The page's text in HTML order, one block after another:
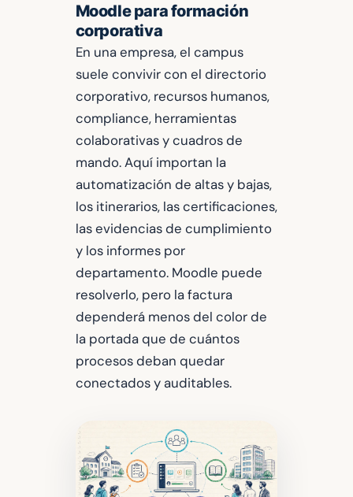
Moodle para formación
corporativa
En una empresa, el campus
suele convivir con el directorio
corporativo, recursos humanos,
compliance, herramientas
colaborativas y cuadros de
mando. Aquí importan la
automatización de altas y bajas,
los itinerarios, las certificaciones,
las evidencias de cumplimiento
y los informes por
departamento. Moodle puede
resolverlo, pero la factura
dependerá menos del color de
la portada que de cuántos
procesos deban quedar
conectados y auditables.